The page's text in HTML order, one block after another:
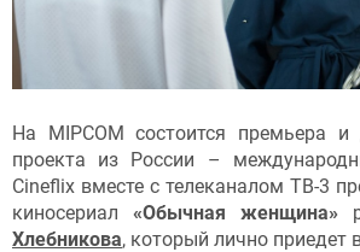
На MIPCOM состоится премьера и
проекта из России –
Cineflix вместе с телеканалом ТВ-3
киносериал «Обычная женщина»
Хлебникова, который лично приедет